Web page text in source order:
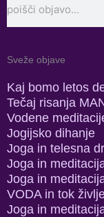
Sveže objave
Kaj bomo letos
Tečaj risanja
Vodene
Jogijsko dihanje
Joga in telesna
Joga in
Joga in
VODA in tok
Joga in